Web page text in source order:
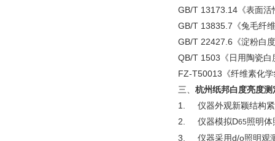
GB/T 13173.14《表面活
GB/T 13835.7《兔毛纤
GB/T 22427.6《淀粉白
QB/T 1503《日用陶瓷白
FZ-T50013《纤维素化
三、 杭州纸邦白度亮度测
1. 仪器外观新颖结构紧
2. 仪器模拟D65照明体
3. 仪器采用d/o照明观测